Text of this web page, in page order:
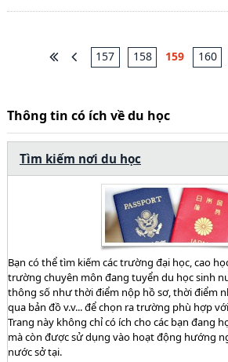
157 158 159 160
Thông tin có ích về du học
Tìm kiếm nơi du học
Bạn có thể tìm kiếm các trường đại học, cao
trường chuyên môn đang tuyển du học sinh
thông số như thời điểm nộp hồ sơ, thời điểm
qua bản đồ v.v... để chọn ra trường phù hợp
Trang này không chỉ có ích cho các bạn đang
mà còn được sử dụng vào hoạt động hướng
nước sở tại.